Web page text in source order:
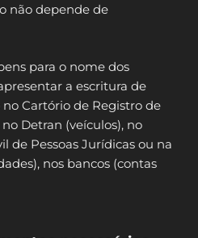
não depende de
para o nome dos
a escritura de
Cartório de Registro de
Detran (veículos), no
de Pessoas Jurídicas ou na
nos bancos (contas